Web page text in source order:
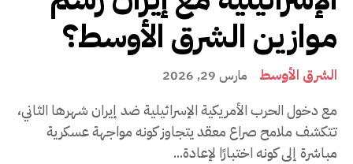
موازين الشرق الأوسط؟
الشرق الأوسط مارس 29, 2026
مع دخول الحرب الأمريكية الإسرائيلية ضد إيران شهرها الثاني،
تتكشف ملامح صراع معقد يتجاوز كونه مواجهة عسكرية
مباشرة إلى كونه اختبارًا لإعادة...